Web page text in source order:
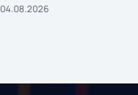
04.08.2026